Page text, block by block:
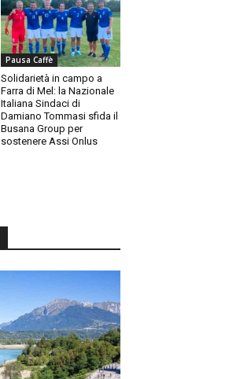
Pausa Caffè
Solidarietà in campo a
Farra di Mel: la Nazionale
Italiana Sindaci di
Damiano Tommasi sfida il
Busana Group per
sostenere Assi Onlus